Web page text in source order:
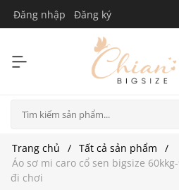
Đăng nhập Đăng ký
Trang chủ
Tất cả sản phẩm
Áo sơ mi caro cổ sen bigsize
đi chơi